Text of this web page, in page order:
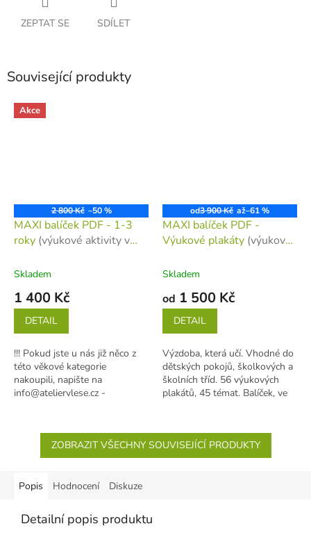
ZEPTAT SE SDÍLET
Související produkty
Akce
2 800 Kč –50 %
MAXI balíček PDF - 1-3
roky (výukové aktivity v
Skladem
1 400 Kč
DETAIL
!!! Pokud jste u nás již něco z
této věkové kategorie
nakoupili, napište na
info@ateliervlese.cz -
od3 900 Kč až–61 %
MAXI balíček PDF -
Výukové plakáty (výukové
podobě)
Skladem
od 1 500 Kč
DETAIL
Výzdoba, která učí. Vhodné do
dětských pokojů, školkových a
školních tříd. 56 výukových
plakátů, 45 témat. Balíček, ve
ZOBRAZIT VŠECHNY SOUVISEJÍCÍ PRODUKTY
Popis Hodnocení Diskuze
Detailní popis produktu